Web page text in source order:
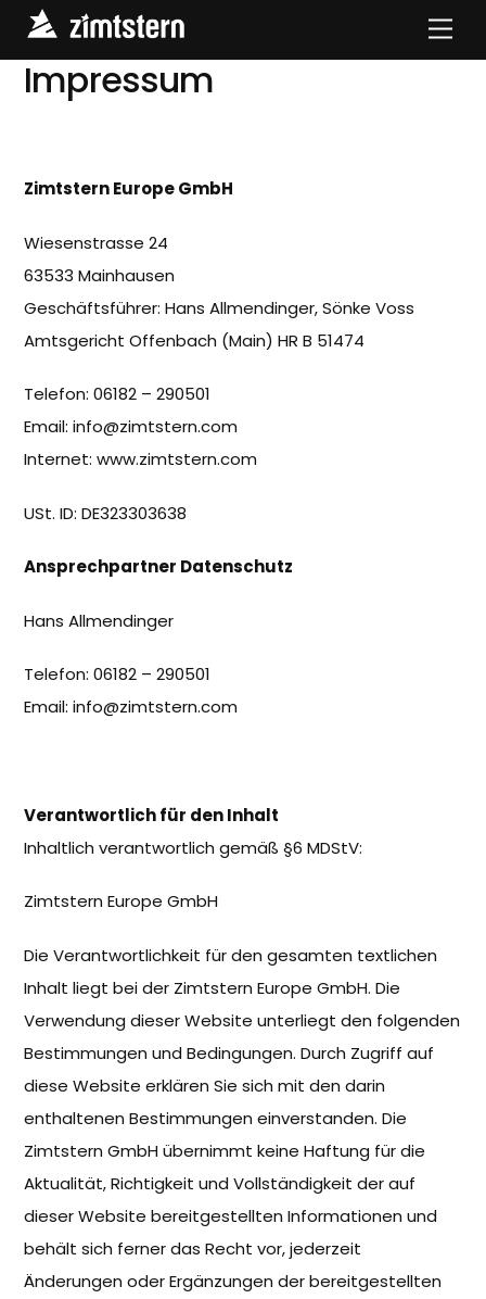
Skip
content
Impressum
Zimtstern Europe GmbH
Wiesenstrasse 24
63533 Mainhausen
Geschäftsführer: Hans Allmendinger, Sönke Voss
Amtsgericht Offenbach (Main) HR B 51474
Telefon: 06182 – 290501
Email:info@zimtstern.com
Internet:www.zimtstern.com
USt. ID: DE323303638
Ansprechpartner Datenschutz
Hans Allmendinger
Telefon: 06182 – 290501
Email:info@zimtstern.com
Verantwortlich für den Inhalt
Inhaltlich verantwortlich gemäß §6 MDStV:
Zimtstern Europe GmbH
Die Verantwortlichkeit für den gesamten textlichen
Inhalt liegt bei der Zimtstern Europe GmbH. Die
Verwendung dieser Website unterliegt den folgenden
Bestimmungen und Bedingungen. Durch Zugriff auf
diese Website erklären Sie sich mit den darin
enthaltenen Bestimmungen einverstanden. Die
Zimtstern GmbH übernimmt keine Haftung für die
Aktualität, Richtigkeit und Vollständigkeit der auf
dieser Website bereitgestellten Informationen und
behält sich ferner das Recht vor, jederzeit
Änderungen oder Ergänzungen der bereitgestellten